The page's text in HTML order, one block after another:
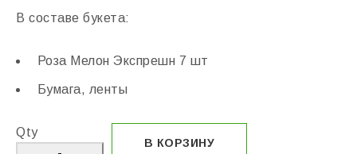
В составе букета:
Роза Мелон Экспрешн 7 шт
Бумага, ленты
Qty
В КОРЗИНУ